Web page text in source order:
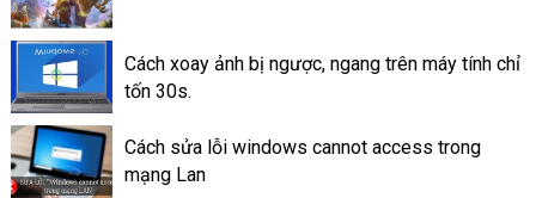
Cách xoay ảnh bị ngược, ngang trên máy tính chỉ
tốn 30s.
Cách sửa lỗi windows cannot access trong
mạng Lan